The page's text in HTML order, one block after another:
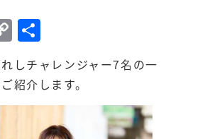
C
o
p
y
有
しチャレンジャー7名の一
紹介します。